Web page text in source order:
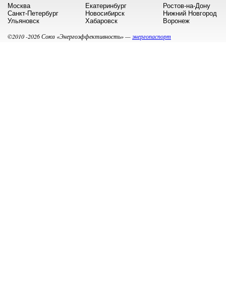
Москва
Екатеринбург
Ростов-на-Дону
Санкт-Петербург
Новосибирск
Нижний Новгород
Ульяновск
Хабаровск Воронеж
©2010 -2026 Союз «Энергоэффективность» —энергопаспорт